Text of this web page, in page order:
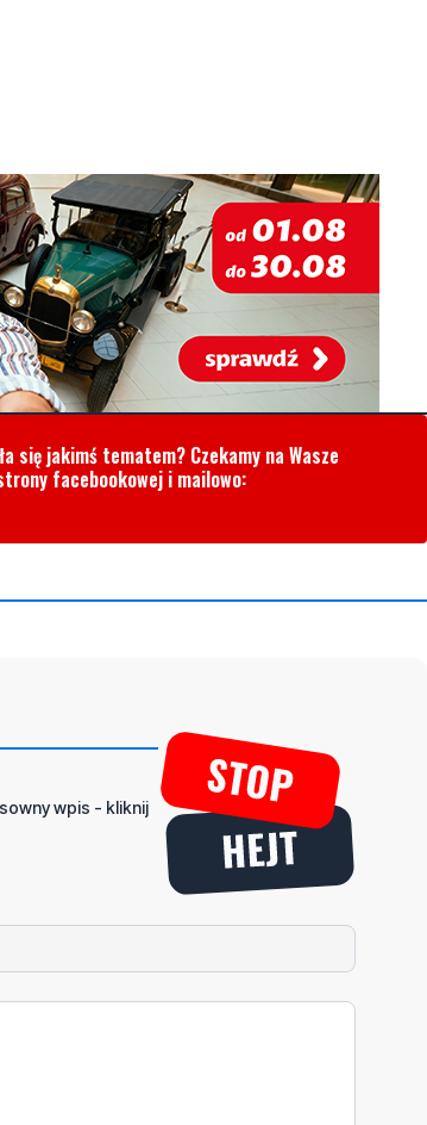
się jakimś tematem? Czekamy na Wasze
facebookowej i mailowo:
wpis - kliknij